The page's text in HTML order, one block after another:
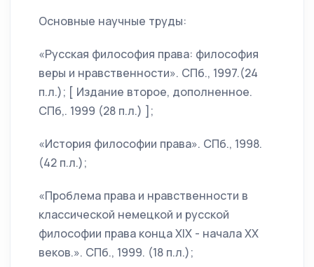
Основные научные труды:
«Русская философия права: философия
веры и нравственности». СПб., 1997.(24
п.л.); [ Издание второе, дополненное.
СПб,. 1999 (28 п.л.) ];
«История философии права». СПб., 1998.
(42 п.л.);
«Проблема права и нравственности в
классической немецкой и русской
философии права конца XIX - начала XX
веков.». СПб., 1999. (18 п.л.);